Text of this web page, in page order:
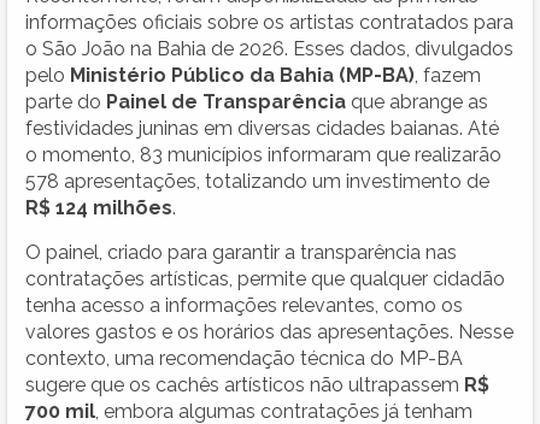
informações oficiais sobre os artistas contratados para
o São João na Bahia de 2026. Esses dados, divulgados
pelo Ministério Público da Bahia (MP-BA) , fazem
parte do Painel de Transparência que abrange as
festividades juninas em diversas cidades baianas. Até
o momento, 83 municípios informaram que realizarão
578 apresentações, totalizando um investimento de
R$ 124 milhões.
O painel, criado para garantir a transparência nas
contratações artísticas, permite que qualquer cidadão
tenha acesso a informações relevantes, como os
valores gastos e os horários das apresentações. Nesse
contexto, uma recomendação técnica do MP-BA
sugere que os cachês artísticos não ultrapassem R$
700 mil , embora algumas contratações já tenham